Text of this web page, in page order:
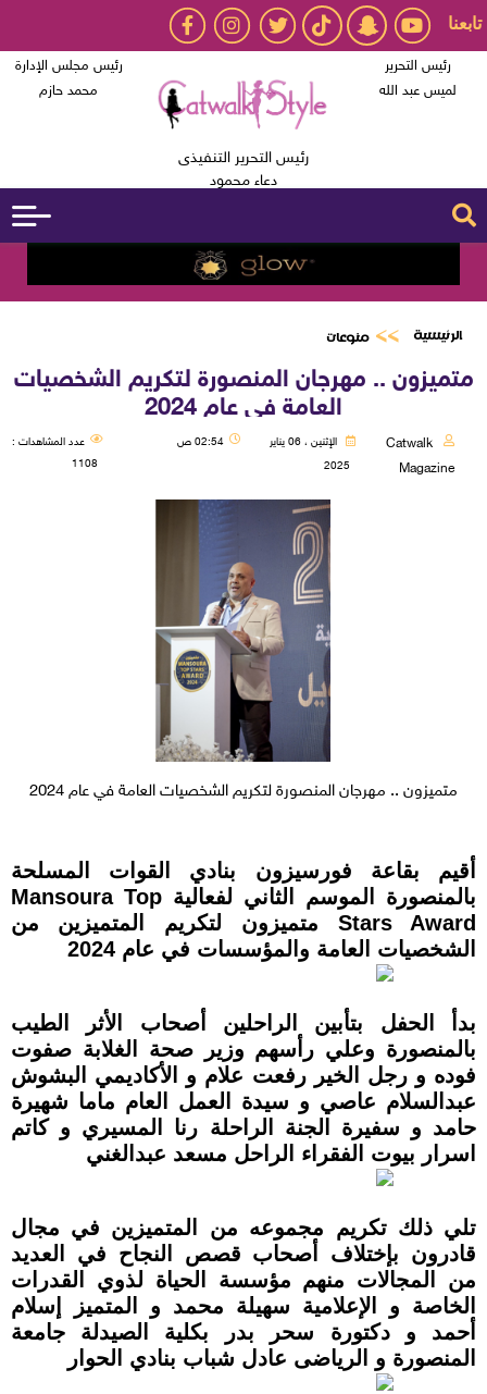
تابعنا
رئيس التحرير
لميس عبد الله
رئيس التحرير التنفيذى
دعاء محمود
رئيس مجلس الإدارة
محمد حازم
الرئيسية منوعات
متميزون .. مهرجان المنصورة لتكريم الشخصيات
العامة في عام 2024
Catwalk
Magazine
الإثنين ، 06 يناير
2025
02:54 ص
عدد المشاهدات :
1108
متميزون .. مهرجان المنصورة لتكريم الشخصيات العامة في عام 2024
أقيم بقاعة فورسيزون بنادي القوات المسلحة
بالمنصورة الموسم الثاني لفعالية Mansoura Top
Stars Award متميزون لتكريم المتميزين من
الشخصيات العامة والمؤسسات في عام 2024
بدأ الحفل بتأبين الراحلين أصحاب الأثر الطيب
بالمنصورة وعلي رأسهم وزير صحة الغلابة صفوت
فوده و رجل الخير رفعت علام و الأكاديمي البشوش
عبدالسلام عاصي و سيدة العمل العام ماما شهيرة
حامد و سفيرة الجنة الراحلة رنا المسيري و كاتم
اسرار بيوت الفقراء الراحل مسعد عبدالغني
تلي ذلك تكريم مجموعه من المتميزين في مجال
قادرون بإختلاف أصحاب قصص النجاح في العديد
من المجالات منهم مؤسسة الحياة لذوي القدرات
الخاصة و الإعلامية سهيلة محمد و المتميز إسلام
أحمد و دكتورة سحر بدر بكلية الصيدلة جامعة
المنصورة و الرياضى عادل شباب بنادي الحوار